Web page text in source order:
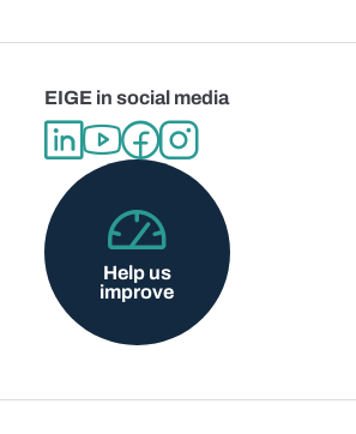
EIGE in social media
Help us
improve